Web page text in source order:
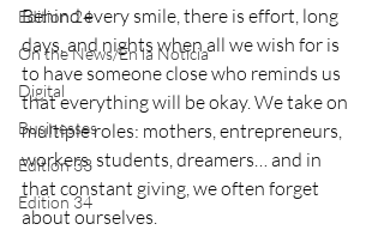
Edition 24
On the News/En la Noticia
Digital
Businesses
Edition 33
Edition 34
Behind every smile, there is effort, long
days, and nights when all we wish for is
to have someone close who reminds us
that everything will be okay. We take on
multiple roles: mothers, entrepreneurs,
workers, students, dreamers… and in
that constant giving, we often forget
about ourselves.